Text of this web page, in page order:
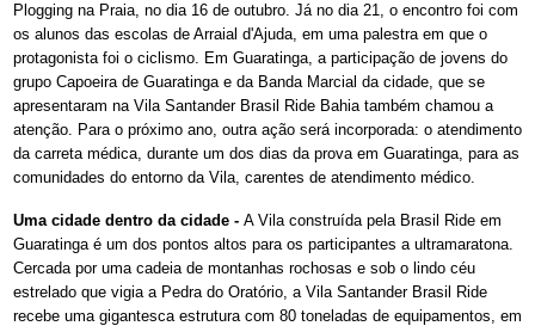
Plogging na Praia, no dia 16 de outubro. Já no dia 21, o encontro foi com
os alunos das escolas de Arraial d'Ajuda, em uma palestra em que o
protagonista foi o ciclismo. Em Guaratinga, a participação de jovens do
grupo Capoeira de Guaratinga e da Banda Marcial da cidade, que se
apresentaram na Vila Santander Brasil Ride Bahia também chamou a
atenção. Para o próximo ano, outra ação será incorporada: o atendimento
da carreta médica, durante um dos dias da prova em Guaratinga, para as
comunidades do entorno da Vila, carentes de atendimento médico.
Uma cidade dentro da cidade - A Vila construída pela Brasil Ride em
Guaratinga é um dos pontos altos para os participantes a ultramaratona.
Cercada por uma cadeia de montanhas rochosas e sob o lindo céu
estrelado que vigia a Pedra do Oratório, a Vila Santander Brasil Ride
recebe uma gigantesca estrutura com 80 toneladas de equipamentos, em